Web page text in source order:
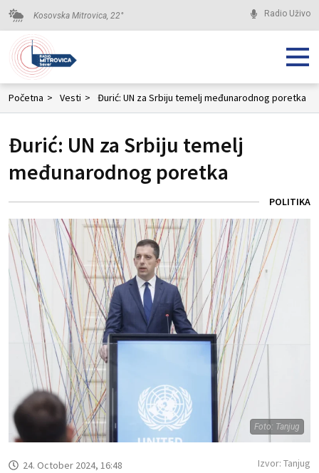
Kosovska Mitrovica, 22° Radio Uživo
Početna > Vesti > Đurić: UN za Srbiju temelj međunarodnog poretka
Đurić: UN za Srbiju temelj
međunarodnog poretka
POLITIKA
Foto: Tanjug
24. October 2024, 16:48 Izvor: Tanjug